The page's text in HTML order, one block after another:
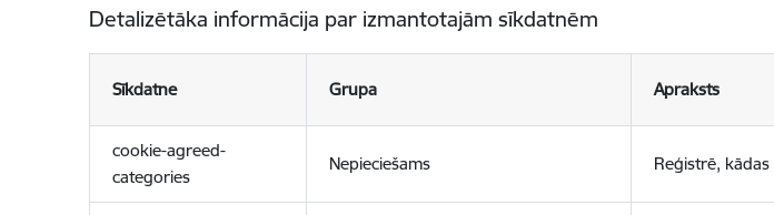
Detalizētāka informācija par izmantotajām sīkdatnēm
Sīkdatne Grupa Apraksts
cookie-agreed-
categories
Nepieciešams Reģistrē,